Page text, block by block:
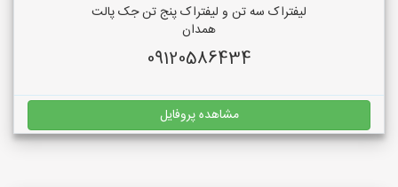
لیفتراک سه تن و لیفتراک پنج تن جک پالت
همدان
09120586434
مشاهده پروفایل